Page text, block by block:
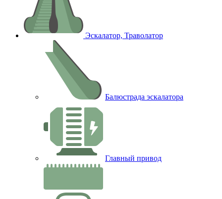
Эскалатор, Траволатор
Балюстрада эскалатора
Главный привод